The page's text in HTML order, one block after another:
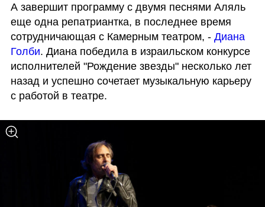
А завершит программу с двумя песнями Аляль
еще одна репатриантка, в последнее время
сотрудничающая с Камерным театром, - Диана
Голби. Диана победила в израильском конкурсе
исполнителей "Рождение звезды" несколько лет
назад и успешно сочетает музыкальную карьеру
с работой в театре.